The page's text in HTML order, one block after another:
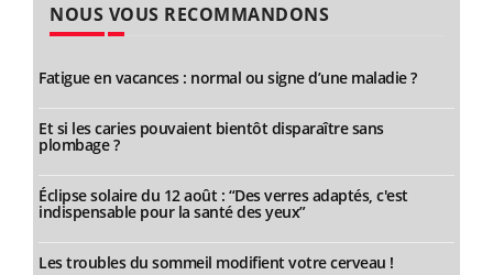
NOUS VOUS RECOMMANDONS
Fatigue en vacances : normal ou signe d’une maladie ?
Et si les caries pouvaient bientôt disparaître sans
plombage ?
Éclipse solaire du 12 août : “Des verres adaptés, c'est
indispensable pour la santé des yeux”
Les troubles du sommeil modifient votre cerveau !